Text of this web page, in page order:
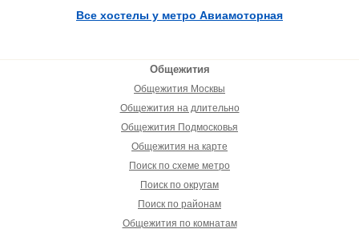
Все хостелы у метро Авиамоторная
Общежития
Общежития Москвы
Общежития на длительно
Общежития Подмосковья
Общежития на карте
Поиск по схеме метро
Поиск по округам
Поиск по районам
Общежития по комнатам